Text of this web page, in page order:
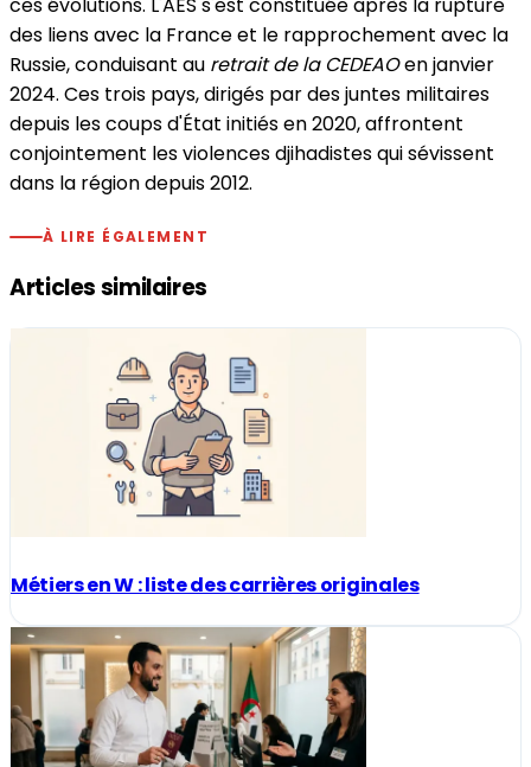
ces évolutions. L'AES s'est constituée après la rupture
des liens avec la France et le rapprochement avec la
Russie, conduisant au retrait de la CEDEAOen janvier
2024. Ces trois pays, dirigés par des juntes militaires
depuis les coups d'État initiés en 2020, affrontent
conjointement les violences djihadistes qui sévissent
dans la région depuis 2012.
À LIRE ÉGALEMENT
Articles similaires
Métiers en W : liste des carrières originales